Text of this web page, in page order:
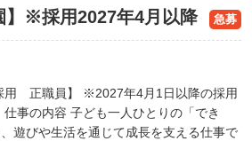
】※採用2027年4月以降
急募
用 正職員】 ※2027年4月1日以降の採用
仕事の内容 子ども一人ひとりの「でき
遊びや生活を通じて成長を支える仕事で